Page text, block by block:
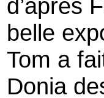
d’après
belle
Tom a
Donia